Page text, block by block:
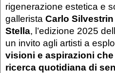
rigenerazione estetica e
gallerista Carlo Silvestrin
Stella, l’edizione 2025
un invito agli artisti a
visioni e aspirazioni
ricerca quotidiana di